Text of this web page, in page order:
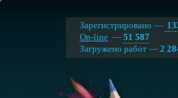
Зарегистрировано —
On-line — 51 587
Загружено работ — 2